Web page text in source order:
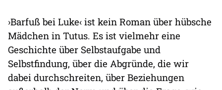
›Barfuß bei Luke‹ ist kein Roman über hübsche
Mädchen in Tutus. Es ist vielmehr eine
Geschichte über Selbstaufgabe und
Selbstfindung, über die Abgründe, die wir
dabei durchschreiten, über Beziehungen